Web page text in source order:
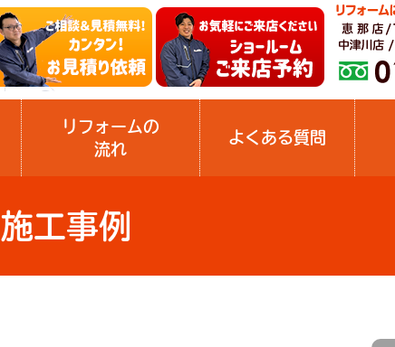
リフォームの
流れ
よくある質問
施工事例